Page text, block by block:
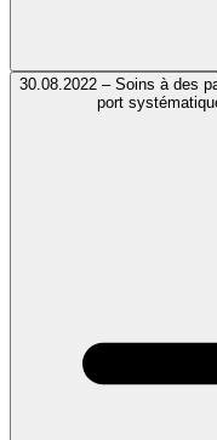
30.08.2022 – Soins à des
port